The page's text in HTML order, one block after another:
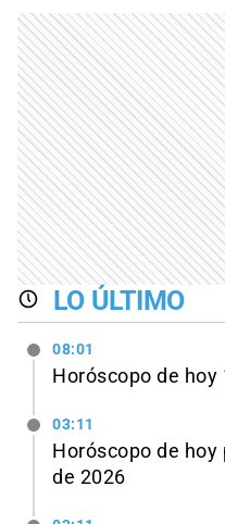
LO ÚLTIMO
08:01
Horóscopo de
03:11
Horóscopo de hoy
de 2026